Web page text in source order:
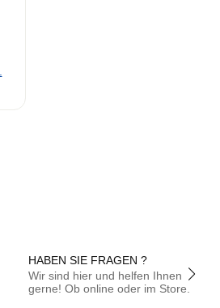
HABEN SIE FRAGEN ?
Wir sind hier und helfen Ihnen
gerne! Ob online oder im Store.